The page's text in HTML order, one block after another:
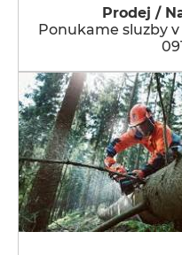
Prodej /
Ponukame sluzby